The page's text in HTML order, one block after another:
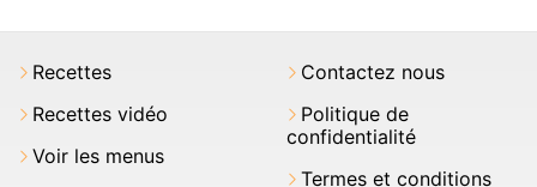
Recettes
Recettes vidéo
Voir les menus
Contactez nous
Politique de
confidentialité
Termes et conditions